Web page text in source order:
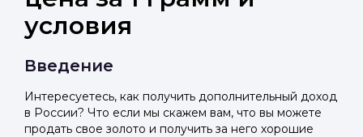
условия
Введение
Интересуетесь, как получить дополнительный доход
в России? Что если мы скажем вам, что вы можете
продать свое золото и получить за него хорошие